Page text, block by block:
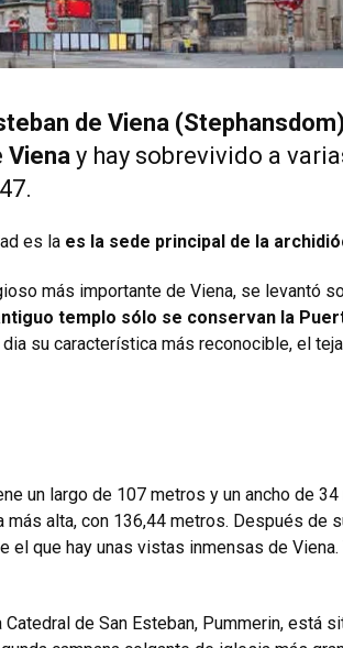
de Viena (Stephansdom)
Viena y hay sobrevivido a
es la es la sede principal de la
más importante de Viena, se levantó
templo sólo se conservan la
dia su característica más reconocible, el
un largo de 107 metros y un ancho de
más alta, con 136,44 metros. Después de
el que hay unas vistas inmensas de
de San Esteban, Pummerin, está